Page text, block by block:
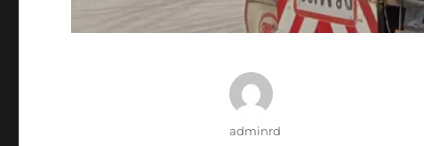
ผู้
adminrd